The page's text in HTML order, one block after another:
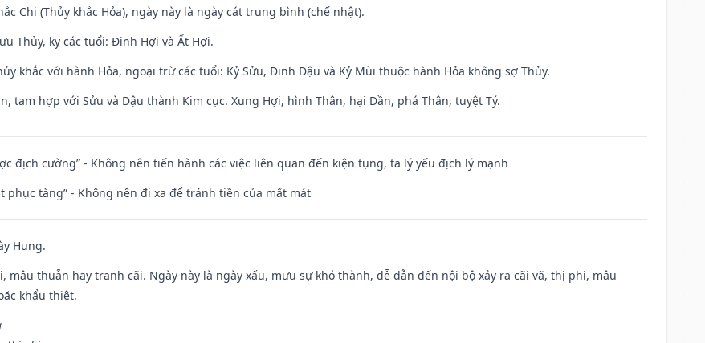
Chi (Thủy khắc Hỏa), ngày này là ngày cát trung bình (chế nhật).
Thủy, kỵ các tuổi: Đinh Hợi và Ất Hợi.
khắc với hành Hỏa, ngoại trừ các tuổi: Kỷ Sửu, Đinh Dậu và Kỷ Mùi thuộc hành Hỏa không sợ Thủy.
tam hợp với Sửu và Dậu thành Kim cục. Xung Hợi, hình Thân, hại Dần, phá Thân, tuyệt Tý.
địch cường” - Không nên tiến hành các việc liên quan đến kiện tụng, ta lý yếu địch lý mạnh
phục tàng” - Không nên đi xa để tránh tiền của mất mát
Hung.
mâu thuẫn hay tranh cãi. Ngày này là ngày xấu, mưu sự khó thành, dễ dẫn đến nội bộ xảy ra cãi vã, thị phi, mâu
khẩu thiệt.